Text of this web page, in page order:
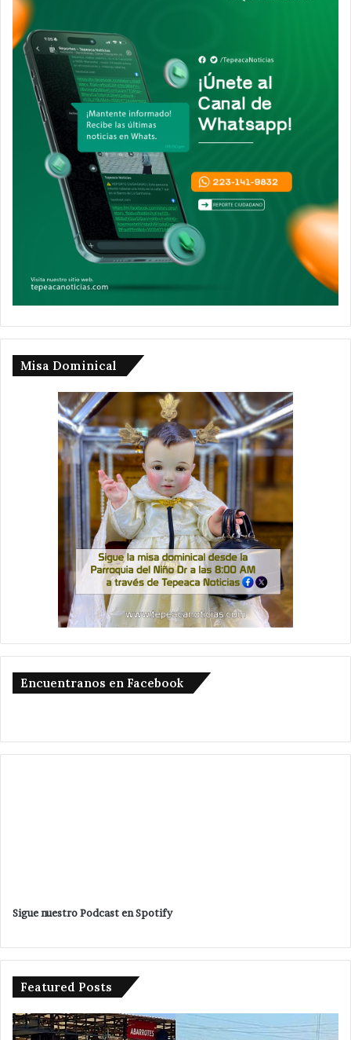
Misa Dominical
Encuentranos en Facebook
Sigue nuestro Podcast en Spotify
Featured Posts
Da
banderazo